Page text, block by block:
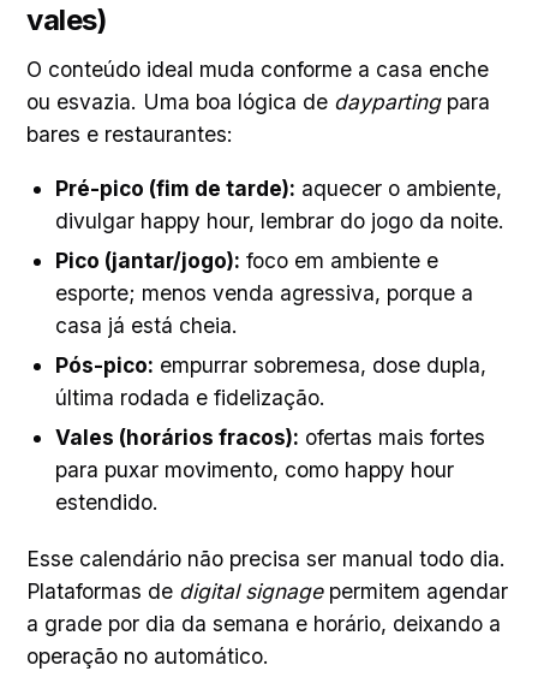
vales)
O conteúdo ideal muda conforme a casa enche
ou esvazia. Uma boa lógica de daypartingpara
bares e restaurantes:
Pré-pico (fim de tarde): aquecer o ambiente,
divulgar happy hour, lembrar do jogo da noite.
Pico (jantar/jogo): foco em ambiente e
esporte; menos venda agressiva, porque a
casa já está cheia.
Pós-pico: empurrar sobremesa, dose dupla,
última rodada e fidelização.
Vales (horários fracos): ofertas mais fortes
para puxar movimento, como happy hour
estendido.
Esse calendário não precisa ser manual todo dia.
Plataformas de digital signagepermitem agendar
a grade por dia da semana e horário, deixando a
operação no automático.